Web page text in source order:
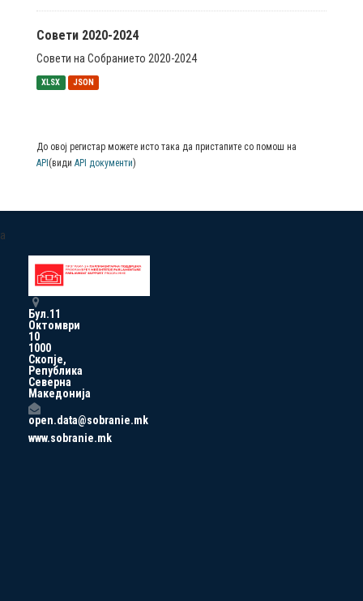
Совети 2020-2024
Совети на Собранието 2020-2024
XLSX JSON
До овој регистар можете исто така да пристапите со помош на
API (види API документи)
a
Бул.11
Октомври
10
1000
Скопје,
Република
Северна
Македонија
open.data@sobranie.mk
www.sobranie.mk